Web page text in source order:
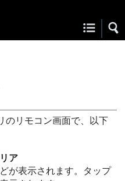
のリモコン画面で、以下
ア
が表示されます。タップ